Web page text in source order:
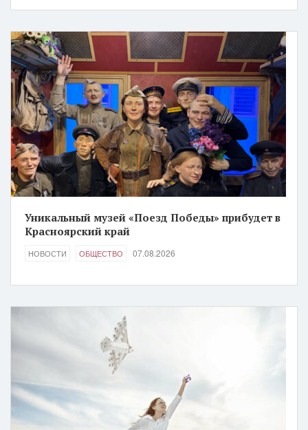
Уникальный музей «Поезд Победы» прибудет в
Красноярский край
НОВОСТИ ОБЩЕСТВО 07.08.2026